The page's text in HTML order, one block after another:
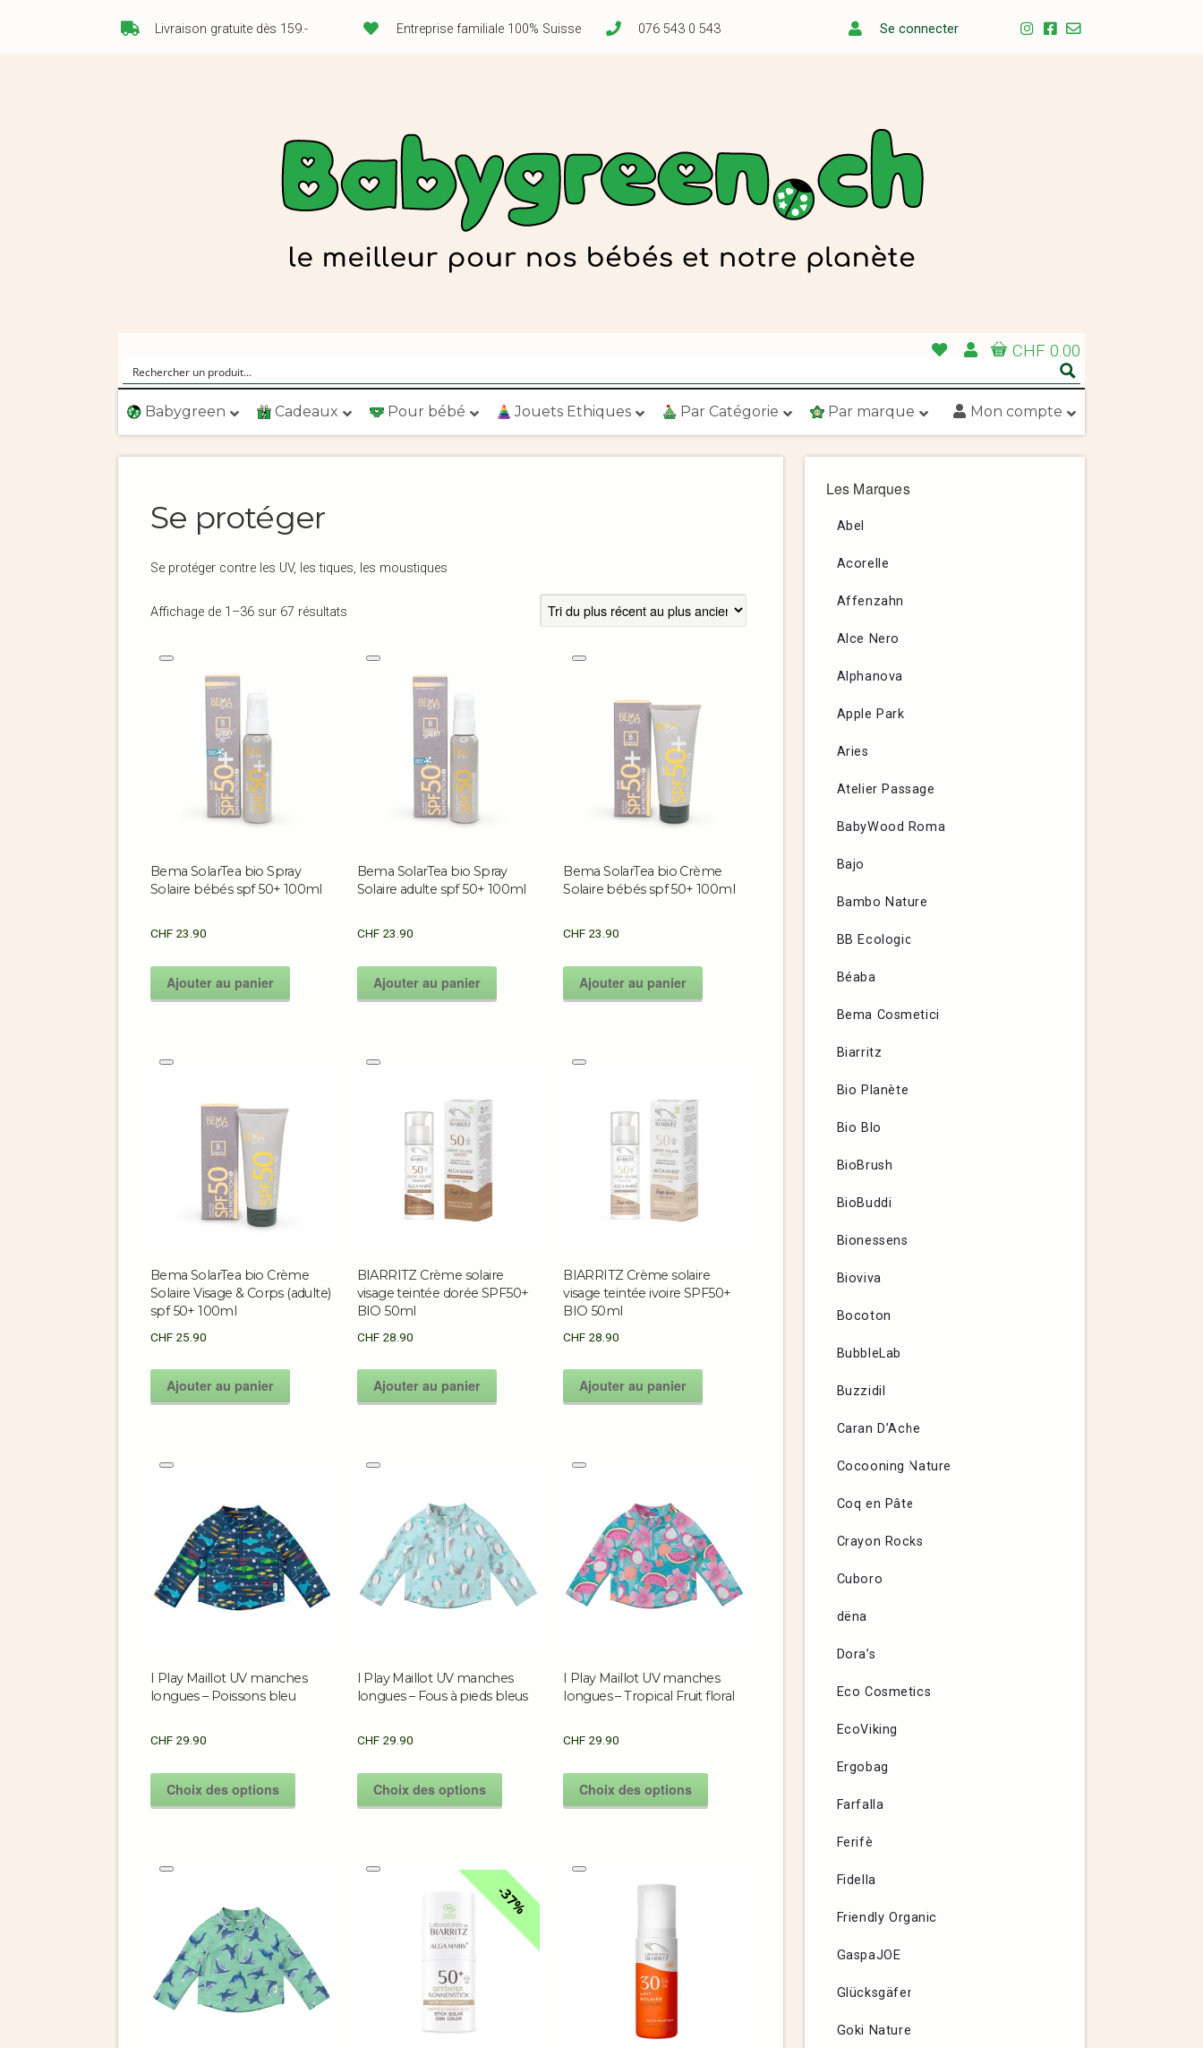
Livraison gratuite dès 159.- Entreprise familiale 100% Suisse 076 543 0 543 Se connecter
CHF 0.00
Babygreen Cadeaux Pour bébé Jouets Ethiques Par Catégorie Par marque Mon compte
Se protéger
Se protéger contre les UV, les tiques, les moustiques
Affichage de 1–36 sur 67 résultats
Bema SolarTea bio Spray
Solaire bébés spf 50+ 100ml
CHF 23.90
Ajouter au panier
Bema SolarTea bio Spray
Solaire adulte spf 50+ 100ml
CHF23.90
Ajouter au panier
Bema SolarTea bio Crème
Solaire bébés spf 50+ 100ml
CHF 23.90
Ajouter au panier
Bema SolarTea bio Crème
Solaire Visage & Corps (adulte)
spf 50+ 100ml
CHF 25.90
Ajouter au panier
BIARRITZ Crème solaire
visage teintée dorée SPF50+
BIO 50ml
CHF28.90
Ajouter au panier
BIARRITZ Crème solaire
visage teintée ivoire SPF50+
BIO 50ml
CHF 28.90
Ajouter au panier
I Play Maillot UV manches
longues – Poissons bleu
CHF 29.90
Choix des options
I Play Maillot UV manches
longues – Fous à pieds bleus
CHF29.90
Choix des options
I Play Maillot UV manches
longues – Tropical Fruit floral
CHF 29.90
Choix des options
37%
Les Marques
Abel
Acorelle
Affenzahn
Alce Nero
Alphanova
Apple Park
Aries
Atelier Passage
BabyWood Roma
Bajo
Bambo Nature
BB Ecologic
Béaba
Bema Cosmetici
Biarritz
Bio Planète
Bio Blo
BioBrush
BioBuddi
Bionessens
Bioviva
Bocoton
BubbleLab
Buzzidil
Caran D’Ache
Cocooning Nature
Coq en Pâte
Crayon Rocks
Cuboro
dëna
Dora’s
Eco Cosmetics
EcoViking
Ergobag
Farfalla
Ferifè
Fidella
Friendly Organic
GaspaJOE
Glücksgäfer
Goki Nature